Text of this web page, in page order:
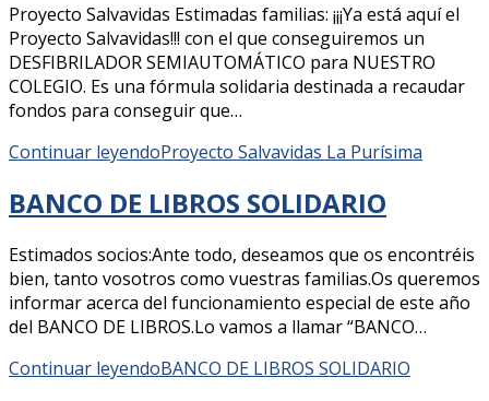
Proyecto Salvavidas Estimadas familias: ¡¡¡Ya está aquí el
Proyecto Salvavidas!!! con el que conseguiremos un
DESFIBRILADOR SEMIAUTOMÁTICO para NUESTRO
COLEGIO. Es una fórmula solidaria destinada a recaudar
fondos para conseguir que…
Continuar leyendoProyecto Salvavidas La Purísima
BANCO DE LIBROS SOLIDARIO
Estimados socios:Ante todo, deseamos que os encontréis
bien, tanto vosotros como vuestras familias.Os queremos
informar acerca del funcionamiento especial de este año
del BANCO DE LIBROS.Lo vamos a llamar “BANCO…
Continuar leyendoBANCO DE LIBROS SOLIDARIO